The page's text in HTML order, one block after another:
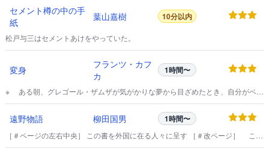
セメント樽の中の手
紙
葉山嘉樹 10分以内
松戸与三はセメントあけをやっていた。
変身
フランツ・カフ
カ
1時間〜
※ ある朝、グレゴール・ザムザが気がかりな夢から目ざめたとき、自分がベッ
遠野物語 柳田国男 1時間〜
［＃ページの左右中央］ この書を外国に在る人々に呈す ［＃改ページ］ この